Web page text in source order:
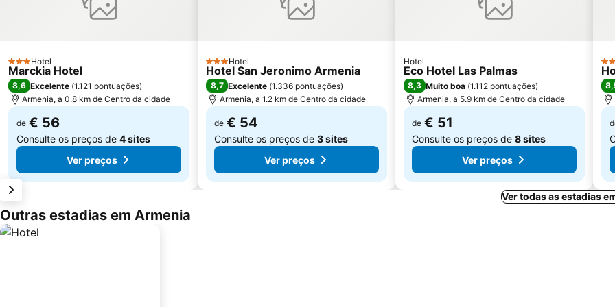
3 Estrelas
Hotel
Marckia Hotel
8,6 Excelente (1.121 pontuações)
Armenia, a 0.8 km de Centro da cidade
de € 56
Consulte os preços de 4 sites
Ver preços
3 Estrelas
Hotel
Hotel San Jeronimo Armenia
8,7 Excelente (1.336 pontuações)
Armenia, a 1.2 km de Centro da cidade
de € 54
Consulte os preços de 3 sites
Ver preços
Hotel
Eco Hotel Las Palmas
8,3 Muito boa (1.112 pontuações)
Armenia, a 5.9 km de Centro da cidade
de € 51
Consulte os preços de 8 sites
Ver preços
3
Ver todas as estadias
Outras estadias em Armenia